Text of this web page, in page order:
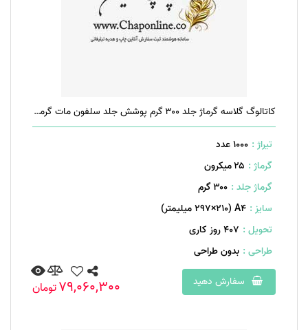
کاتالوگ گلاسه گرماژ جلد ۳۰۰ گرم پوشش جلد سلفون مات گرماژ داخل ۱۷۰ گرم ۲۰ صفحه منگنه تخت
تیراژ : 1000 عدد
گرماژ : ۲۵ میکرون
گرماژ جلد : ۳۰۰ گرم
سایز : A۴ (۲۹۷×۲۱۰ میلیمتر)
تحویل : 407 روز کاری
طراحی : بدون طراحی
سفارش دهید
79,060,300تومان